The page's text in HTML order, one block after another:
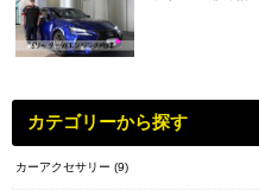
カテゴリーから探す
カーアクセサリー(9)